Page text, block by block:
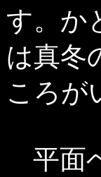
す。か
は真冬
ころが
平面